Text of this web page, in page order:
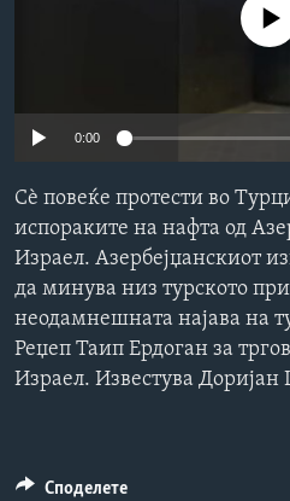
No media source
0:00
Сѐ повеќе протести во
испораките на нафта од
Израел. Азербејџанскиот
да минува низ турското
неодамнешната најава на
Реџеп Таип Ердоган за
Израел. Известува Доријан
Споделете